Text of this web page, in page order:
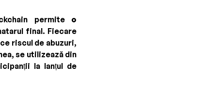
permite o
final. Fiecare
riscul de abuzuri,
se utilizează din
la lanțul de